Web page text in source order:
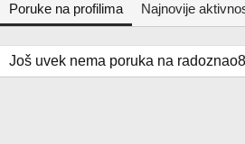
Poruke na profilima Najnovije
Još uvek nema poruka na